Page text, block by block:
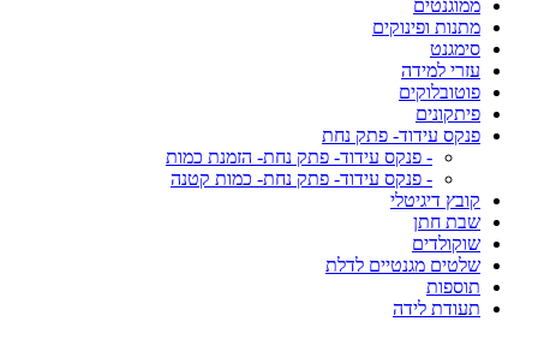
ממוגנטים
מתנות ופינוקים
סימגנט
עזרי למידה
פוטובלוקים
פיתקונים
פנקס עידוד- פתק נחת
- פנקס עידוד- פתק נחת- הזמנת כמות
- פנקס עידוד- פתק נחת- כמות קטנה
קובץ דיגיטלי
שבת חתן
שוקולדים
שלטים מגנטיים לדלת
תוספות
תעודת לידה